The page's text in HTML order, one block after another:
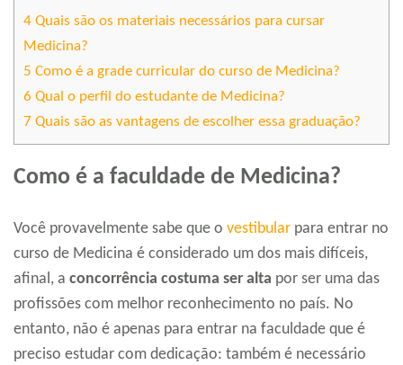
4 Quais são os materiais necessários para cursar
Medicina?
5 Como é a grade curricular do curso de Medicina?
6 Qual o perfil do estudante de Medicina?
7 Quais são as vantagens de escolher essa graduação?
Como é a faculdade de Medicina?
Você provavelmente sabe que o vestibular para entrar no
curso de Medicina é considerado um dos mais difíceis,
afinal, a concorrência costuma ser alta por ser uma das
profissões com melhor reconhecimento no país. No
entanto, não é apenas para entrar na faculdade que é
preciso estudar com dedicação: também é necessário